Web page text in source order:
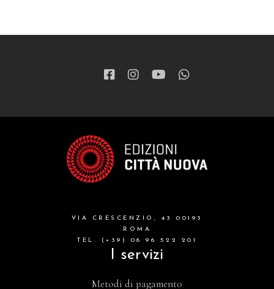
patristica
grandi opere
formazione cristiana e liturgia
catalogo storico
attualita'
VIA CRESCENZIO, 43 00193
ROMA
TEL. (+39) 06 96 522 201
I servizi
Metodi di pagamento